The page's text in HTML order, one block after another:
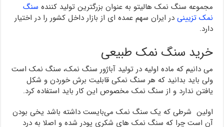
مجموعه سنگ نمک هالیتو به عنوان بزرگترین تولید کننده سنگ
نمک تزیینی در ایران سهم عمده ای از بازار داخل کشور را در اختیار
دارد.
خرید سنگ نمک طبیعی
می دانیم که ماده اولیه در تولید آباژور سنگ نمک، سنگ نمک است
ولی باید بدانید که هر سنگ نمکی قابلیت برش خوردن و شکل
یافتن ندارد و از سنگ نمک مخصوص این کار باید استفاده کرد.
اولین شرطی که یک سنگ نمک می‌بایست داشته باشد یخی بودن
آن است چرا که سنگ نمک های شکری پودر شده و اصلا به درد